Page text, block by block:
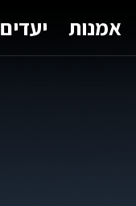
אמנות יעדים